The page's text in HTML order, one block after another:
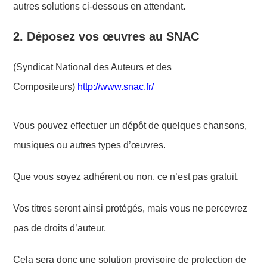
autressolutions ci-dessous en attendant.
2. Déposez vos œuvres au SNAC
(Syndicat National des Auteurs et des
Compositeurs) http://www.snac.fr/
Vous pouvez effectuer un dépôt de quelques chansons,
musiques ou autres types d’œuvres.
Que vous soyez adhérent ou non, ce n’est pas gratuit.
Vos titres seront ainsi protégés, mais vous ne percevrez
pas de droits d’auteur.
Cela sera donc une solution provisoire de protection de